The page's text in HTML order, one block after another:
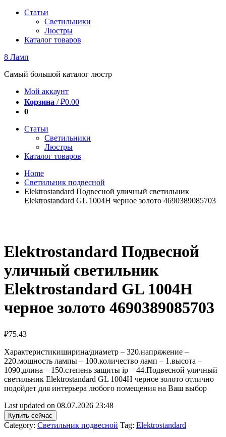
Перейти
содержимому
Статьи
Светильники
Люстры
Каталог товаров
8 Ламп
Самый большой каталог люстр
Мой аккаунт
Корзина /₽0.00
0
Статьи
Светильники
Люстры
Каталог товаров
Home
Светильник подвесной
Elektrostandard Подвесной уличный светильник
Elektrostandard GL 1004H черное золото 4690389085703
Elektrostandard Подвесной
уличный светильник
Elektrostandard GL 1004H
черное золото 4690389085703
₽75.43
Характеристикиширина/диаметр – 320.напряжение –
220.мощность лампы – 100.количество ламп – 1.высота –
1090.длина – 150.степень защиты ip – 44.Подвесной уличный
светильник Elektrostandard GL 1004H черное золото отлично
подойдет для интерьера любого помещения на Ваш выбор
Last updated on 08.07.2026 23:48
Купить сейчас
Category: Светильник подвесной Tag: Elektrostandard